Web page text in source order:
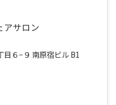
アサロン
６−９ 南原宿ビル B1